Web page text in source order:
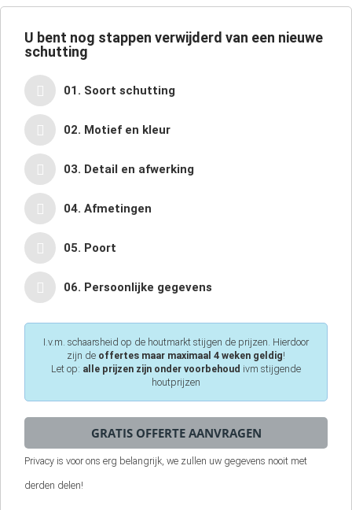
U bent nog stappen verwijderd van een nieuwe
schutting
01. Soort schutting
02. Motief en kleur
03. Detail en afwerking
04. Afmetingen
05. Poort
06. Persoonlijke gegevens
I.v.m. schaarsheid op de houtmarkt stijgen de prijzen. Hierdoor
zijn de offertes maar maximaal 4 weken geldig!
Let op: alle prijzen zijn onder voorbehoud ivm stijgende
houtprijzen
Privacy is voor ons erg belangrijk, we zullen uw gegevens nooit met
derden delen!